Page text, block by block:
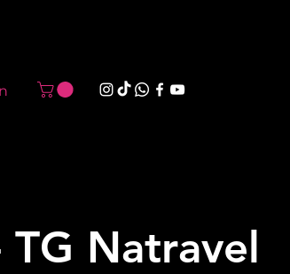
TG Natravel